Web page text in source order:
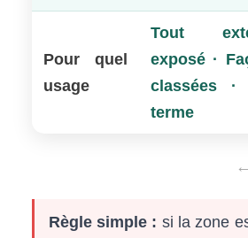
Pour quel
usage
Tout
exposé ·
classées ·
terme
Règle simple : si la zone